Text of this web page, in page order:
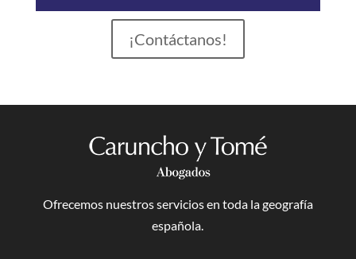
¡Contáctanos!
Ofrecemos nuestros servicios en toda la geografía
española.